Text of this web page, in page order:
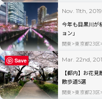
Nov. 11th, 2019
今年も目黒川が
ョン」
関東 東京都23区
Mar. 22nd,
【都内】お花
散歩道5選
関東 東京都23区
Save